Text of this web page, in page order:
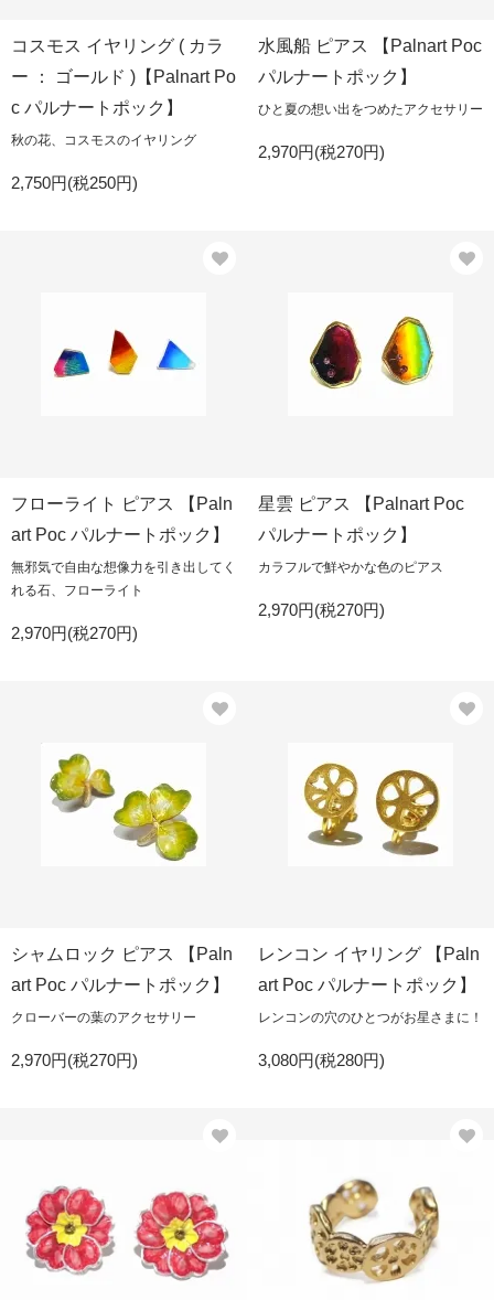
コスモス イヤリング ( カラ
ー ： ゴールド )【Palnart Po
c パルナートポック】
秋の花、コスモスのイヤリング
2,750円(税250円)
水風船 ピアス 【Palnart Poc
パルナートポック】
ひと夏の想い出をつめたアクセサリー
2,970円(税270円)
フローライト ピアス 【Paln
art Poc パルナートポック】
無邪気で自由な想像力を引き出してく
れる石、フローライト
2,970円(税270円)
星雲 ピアス 【Palnart Poc
パルナートポック】
カラフルで鮮やかな色のピアス
2,970円(税270円)
シャムロック ピアス 【Paln
art Poc パルナートポック】
クローバーの葉のアクセサリー
2,970円(税270円)
レンコン イヤリング 【Paln
art Poc パルナートポック】
レンコンの穴のひとつがお星さまに！
3,080円(税280円)